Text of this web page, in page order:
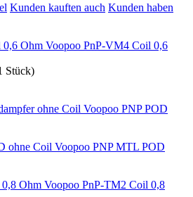
Kunden kauften auch Kunden haben
Voopoo PnP-VM4 Coil 0,6
Stück)
Voopoo PNP POD
Voopoo PNP MTL POD
Voopoo PnP-TM2 Coil 0,8